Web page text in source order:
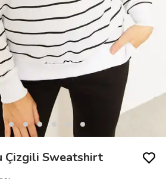
Çizgili Sweatshirt